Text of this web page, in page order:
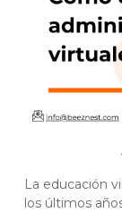
La educación
los últimos